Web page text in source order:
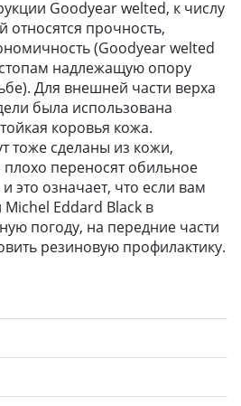
Goodyear welted, к числу
относятся прочность,
(Goodyear welted
надлежащую опору
Для внешней части верха
была использована
коровья кожа.
тоже сделаны из кожи,
плохо переносят обильное
это означает, что если вам
Michel Eddard Black в
погоду, на передние части
резиновую профилактику.